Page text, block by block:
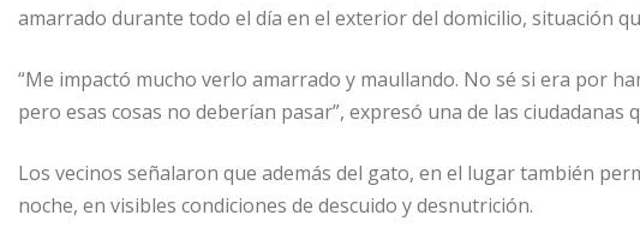
amarrado durante todo el día en el exterior del domicilio, situación
“Me impactó mucho verlo amarrado y maullando. No sé si era por
pero esas cosas no deberían pasar”, expresó una de las ciudadanas
Los vecinos señalaron que además del gato, en el lugar también
noche, en visibles condiciones de descuido y desnutrición.